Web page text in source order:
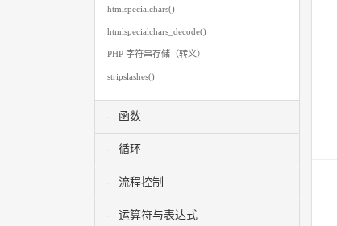
htmlspecialchars()
htmlspecialchars_decode()
PHP 字符串存储（转义）
stripslashes()
函数
循环
流程控制
运算符与表达式